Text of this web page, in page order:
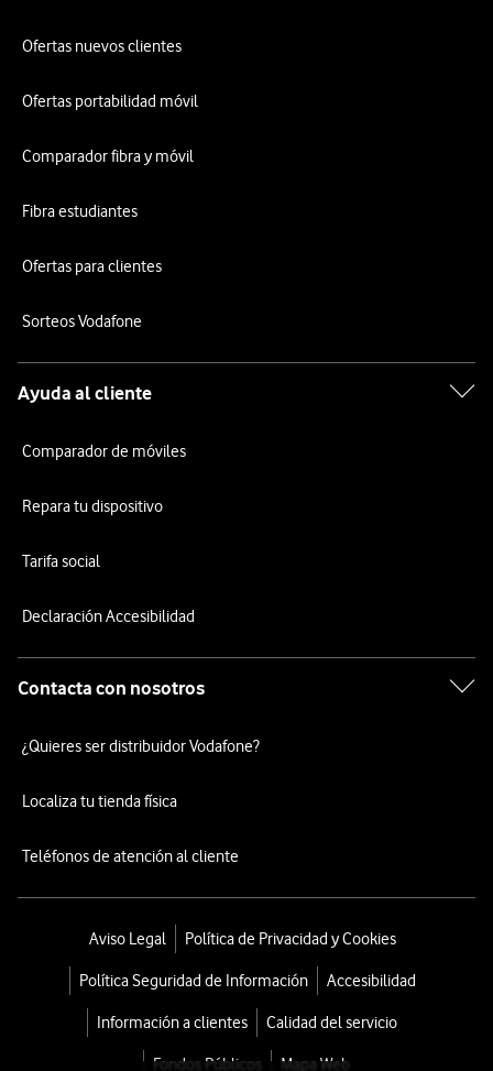
Ofertas nuevos clientes
Ofertas portabilidad móvil
Comparador fibra y móvil
Fibra estudiantes
Ofertas para clientes
Sorteos Vodafone
Ayuda al cliente
Comparador de móviles
Repara tu dispositivo
Tarifa social
Declaración Accesibilidad
Contacta con nosotros
¿Quieres ser distribuidor Vodafone?
Localiza tu tienda física
Teléfonos de atención al cliente
Aviso Legal Política de Privacidad y Cookies
Política Seguridad de Información Accesibilidad
Información a clientes Calidad del servicio
Fondos Públicos Mapa Web